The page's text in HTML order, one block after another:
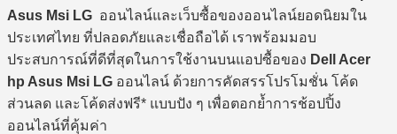
Asus Msi LG ออนไลน์และเว็บซื้อของออนไลน์ยอดนิยมใน
ประเทศไทย ที่ปลอดภัยและเชื่อถือได้ เราพร้อมมอบ
ประสบการณ์ที่ดีที่สุดในการใช้งานบนแอปซื้อของ Dell Acer
hp Asus Msi LG ออนไลน์ ด้วยการคัดสรรโปรโมชั่น โค้ด
ส่วนลด และโค้ดส่งฟรี* แบบปัง ๆ เพื่อตอกย้ำการช้อปปิ้ง
ออนไลน์ที่คุ้มค่า